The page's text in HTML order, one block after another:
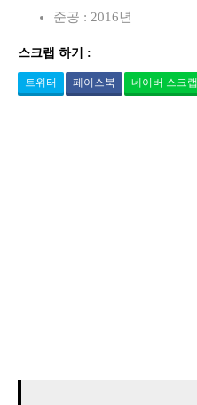
준공 : 2016년
스크랩 하기 :
트위터 페이스북 네이버 스크랩